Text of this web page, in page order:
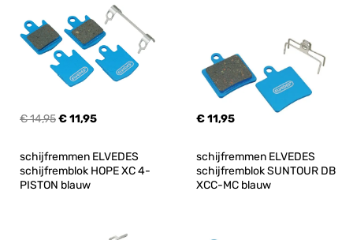
€ 14,95€ 11,95 € 11,95
schijfremmen ELVEDES
schijfremblok HOPE XC 4-
PISTON blauw
schijfremmen ELVEDES
schijfremblok SUNTOUR DB
XCC-MC blauw